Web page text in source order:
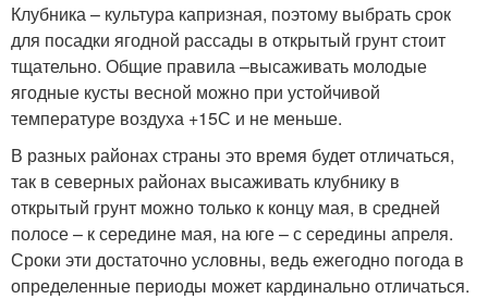
Клубника – культура капризная, поэтому выбрать срок
для посадки ягодной рассады в открытый грунт стоит
тщательно. Общие правила –высаживать молодые
ягодные кусты весной можно при устойчивой
температуре воздуха +15С и не меньше.
В разных районах страны это время будет отличаться,
так в северных районах высаживать клубнику в
открытый грунт можно только к концу мая, в средней
полосе – к середине мая, на юге – с середины апреля.
Сроки эти достаточно условны, ведь ежегодно погода в
определенные периоды может кардинально отличаться.